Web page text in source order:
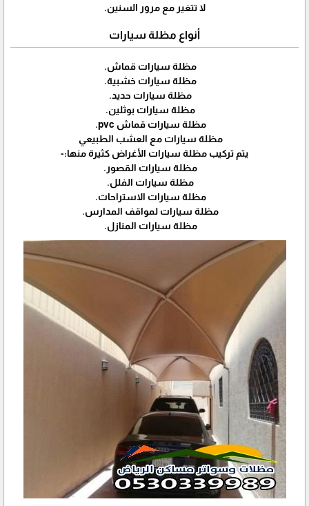
لا تتغير مع مرور السنين.
أنواع مظلة سيارات
مظلة سيارات قماش.
مظلة سيارات خشبية.
مظلة سيارات حديد.
مظلة سيارات بوثلين.
مظلة سيارات قماش pvc.
مظلة سيارات مع العشب الطبيعي
يتم تركيب مظلة سيارات الأغراض كثيرة منها:-
مظلة سيارات القصور.
مظلة سيارات الفلل.
مظلة سيارات الاستراحات.
مظلة سيارات لمواقف المدارس.
مظلة سيارات المنازل.